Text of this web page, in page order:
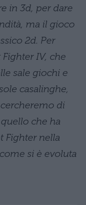
in 3d, per dare
ma il gioco
2d. Per
Fighter IV, che
sale giochi e
casalinghe,
di
che ha
Fighter nella
si è evoluta